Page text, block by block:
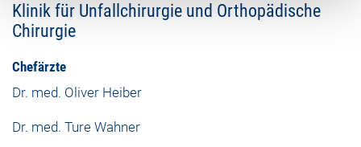
Klinik für Unfallchirurgie und Orthopädische
Chirurgie
Chefärzte
Dr. med. Oliver Heiber
Dr. med. Ture Wahner